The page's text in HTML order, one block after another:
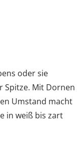
oder sie
Spitze. Mit Dornen
Umstand macht
in weiß bis zart